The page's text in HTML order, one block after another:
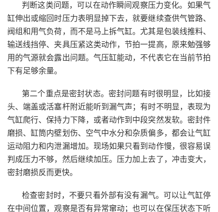
判断这类问题，可以在动作瞬间观察压力变化。如果气
缸伸出或缩回时压力表明显掉下去，就要继续查供气管路、
阀组和用气负荷，而不是马上拆气缸。尤其是包装线推料、
输送线挡停、夹具压紧这类动作，节拍一提高，原来勉强够
用的气源就会露出问题。气压缸能动，不代表它在当前节拍
下有足够余量。
第二个重点是密封状态。密封问题有时很明显，比如接
头、端盖或活塞杆附近能听到漏气声；有时不明显，表现为
气缸爬行、保持力下降，或者动作到中段突然发软。密封件
磨损、缸筒内壁划伤、空气中水分和杂质偏多，都会让气缸
运动阻力和内泄漏增加。现场如果只看到动作慢，很容易误
判成压力不够，然后继续加压。压力加上去了，冲击变大，
密封磨损反而更快。
检查密封时，不要只看外部有没有漏气。可以让气缸停
在中间位置，观察是否有异常窜动；也可以在保压状态下听